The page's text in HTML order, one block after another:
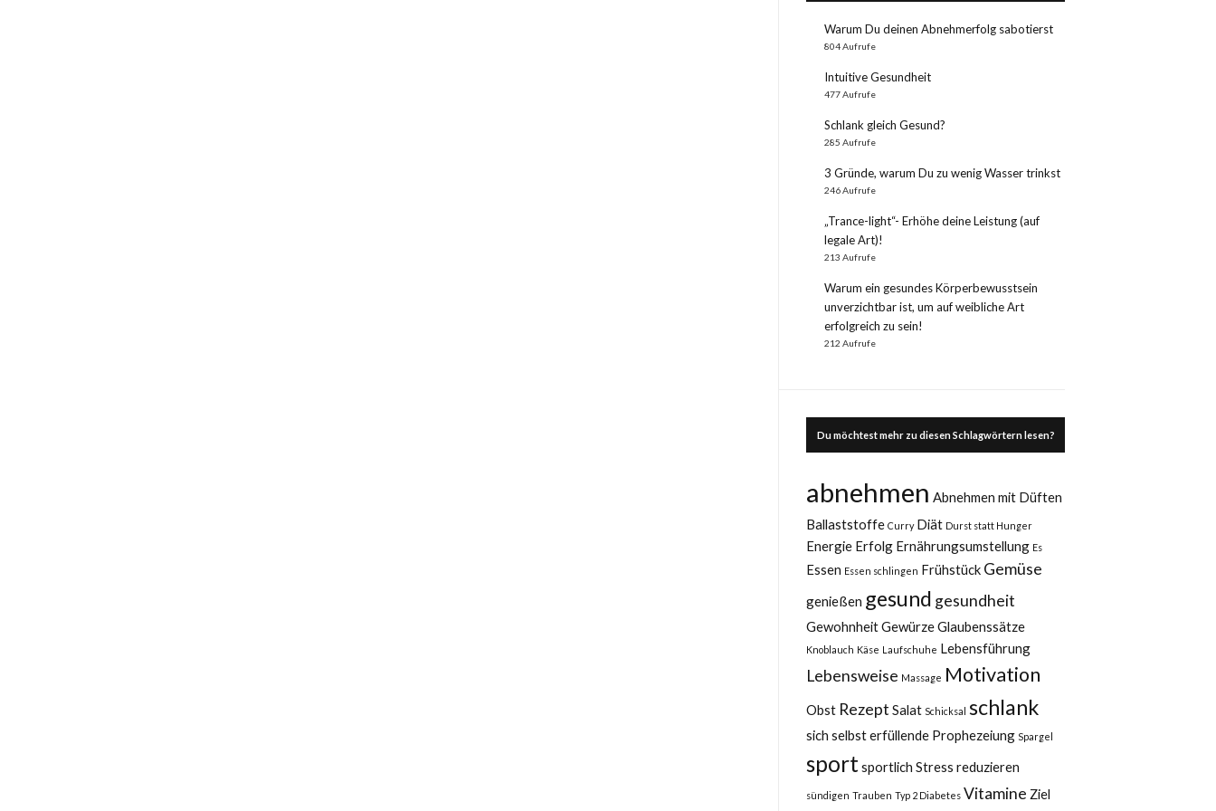
Warum Du deinen Abnehmerfolg sabotierst
804 Aufrufe
Intuitive Gesundheit
477 Aufrufe
Schlank gleich Gesund?
285 Aufrufe
3 Gründe, warum Du zu wenig Wasser trinkst
246 Aufrufe
„Trance-light“- Erhöhe deine Leistung (auf
legale Art)!
213 Aufrufe
Warum ein gesundes Körperbewusstsein
unverzichtbar ist, um auf weibliche Art
erfolgreich zu sein!
212 Aufrufe
Du möchtest mehr zu diesen Schlagwörtern lesen?
abnehmen Abnehmen mit Düften
Ballaststoffe Curry Diät Durst statt Hunger
Energie Erfolg Ernährungsumstellung Es
Essen Essen schlingen Frühstück Gemüse
genießen gesund gesundheit
GewohnheitGewürzeGlaubenssätze
Knoblauch Käse Laufschuhe Lebensführung
Lebensweise Massage Motivation
Obst Rezept Salat Schicksal schlank
sich selbst erfüllende Prophezeiung Spargel
sportsportlich Stress reduzieren
sündigen Trauben Typ 2 Diabetes Vitamine Ziel